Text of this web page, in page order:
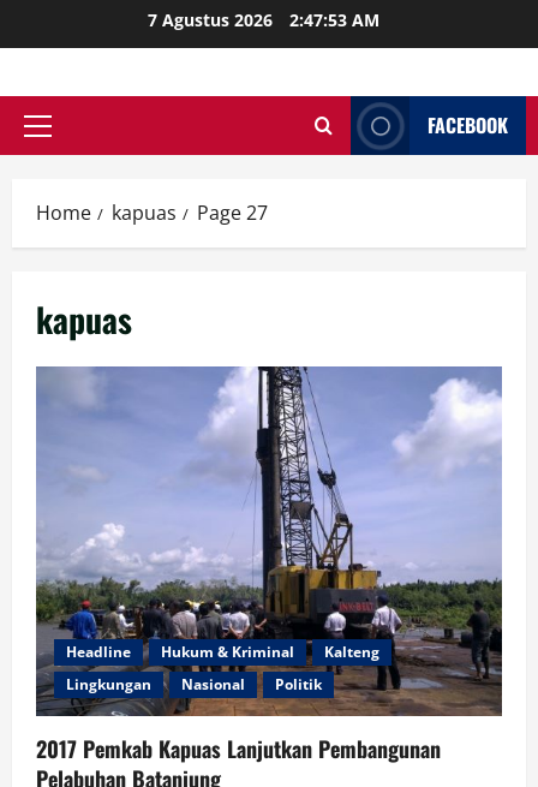
to
7 Agustus 2026 2:47:54 AM
Primary
FACEBOOK
Home kapuas Page 27
kapuas
Headline Hukum & Kriminal
Kalteng
Lingkungan
Nasional Politik
2017 Pemkab Kapuas Lanjutkan Pembangunan
Pelabuhan Batanjung